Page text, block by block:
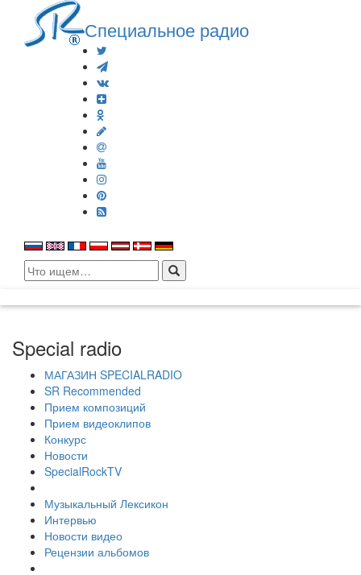
Специальное радио
Search
for:
Special radio
МАГАЗИН SPECIALRADIO
SR Recommended
Прием композиций
Прием видеоклипов
Конкурс
Новости
SpecialRockTV
Музыкальный Лексикон
Интервью
Новости видео
Рецензии альбомов